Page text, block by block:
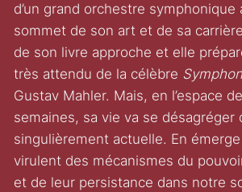
d’un grand orchestre symphonique
sommet de son art et de sa
de son livre approche et elle
très attendu de la célèbre
Gustav Mahler. Mais, en l’espace
semaines, sa vie va se désagréger
singulièrement actuelle. En
virulent des mécanismes du
et de leur persistance dans notre